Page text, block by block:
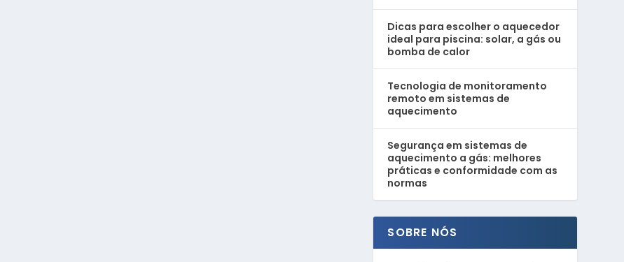
Dicas para escolher o aquecedor
ideal para piscina: solar, a gás ou
bomba de calor
Tecnologia de monitoramento
remoto em sistemas de
aquecimento
Segurança em sistemas de
aquecimento a gás: melhores
práticas e conformidade com as
normas
SOBRE NÓS